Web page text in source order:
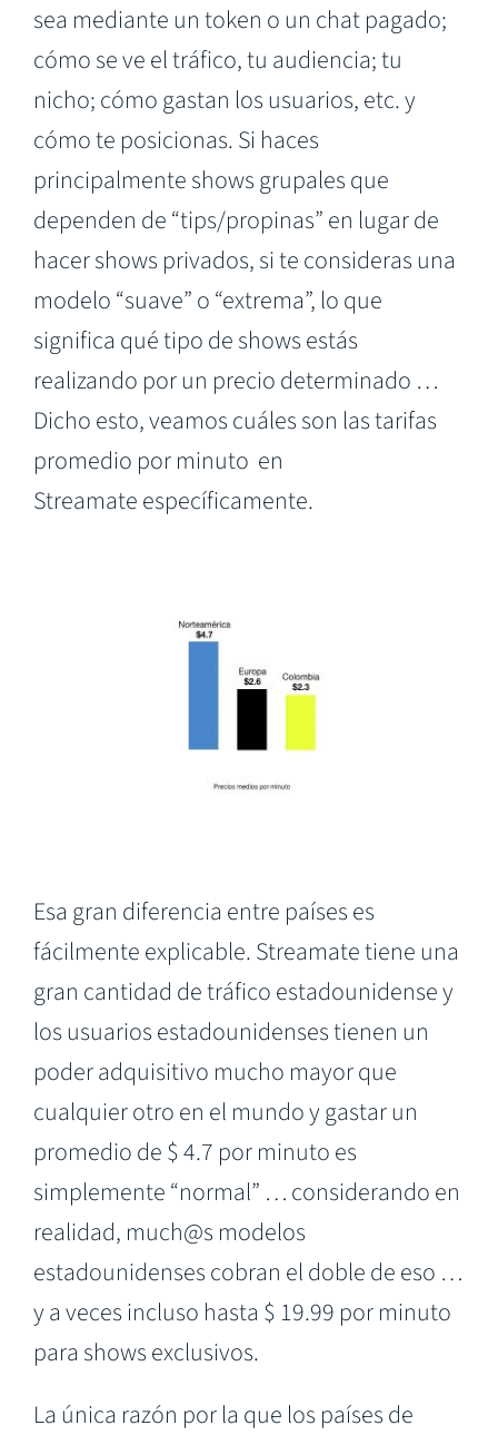
sea mediante un token o un chat pagado;
cómo se ve el tráfico, tu audiencia; tu
nicho; cómo gastan los usuarios, etc. y
cómo te posicionas. Si haces
principalmente shows grupales que
dependen de “tips/propinas” en lugar de
hacer shows privados, si te consideras una
modelo “suave” o “extrema”, lo que
significa qué tipo de shows estás
realizando por un precio determinado …
Dicho esto, veamos cuáles son las tarifas
promedio por minuto en
Streamate específicamente.
Esa gran diferencia entre países es
fácilmente explicable. Streamate tiene una
gran cantidad de tráfico estadounidense y
los usuarios estadounidenses tienen un
poder adquisitivo mucho mayor que
cualquier otro en el mundo y gastar un
promedio de $ 4.7 por minuto es
simplemente “normal” … considerando en
realidad, much@s modelos
estadounidenses cobran el doble de eso …
y a veces incluso hasta $ 19.99 por minuto
para shows exclusivos.
La única razón por la que los países de